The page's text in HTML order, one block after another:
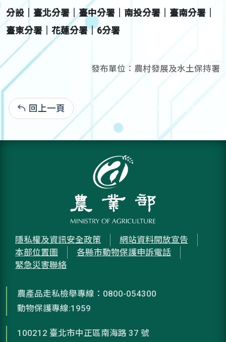
分設│臺北分署│臺中分署│南投分署│臺南分署│
臺東分署│花蓮分署│6分署
發布單位：農村發展及水土保持署
回上一頁 112-07-27:29,039
隱私權及資訊安全政策
網站資料開放宣告
本部位置圖
各縣市動物保護申訴電話
緊急災害聯絡
農產品走私檢舉專線：0800-054300
動物保護專線:1959
100212 臺北市中正區南海路 37 號